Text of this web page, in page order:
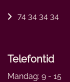
74 34 34 34
Telefontid
Mandag: 9 - 15